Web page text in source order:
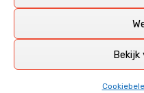
Bekijk
aangevuld met een
kunst van het maken van